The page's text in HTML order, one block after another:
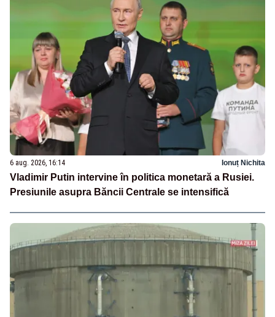
6 aug. 2026, 16:14 Ionuț Nichita
Vladimir Putin intervine în politica monetară a Rusiei.
Presiunile asupra Băncii Centrale se intensifică